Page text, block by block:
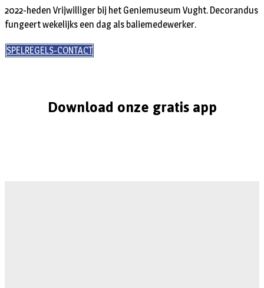
2022-heden Vrijwilliger bij het Geniemuseum Vught. Decorandus
fungeert wekelijks een dag als baliemedewerker.
SPELREGELS-CONTACT
Download onze gratis app